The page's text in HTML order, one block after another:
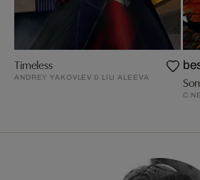
Timeless
ANDREY YAKOVLEV & LILI ALEEVA